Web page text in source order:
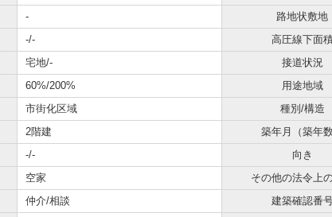
-
路地状敷地
-/-
高圧線下面
宅地/-
接道状況
60%/200%
用途地域
市街化区域
種別/構造
2階建
築年月（築年
-/-
向き
空家
その他の法令上
仲介/相談
建築確認番